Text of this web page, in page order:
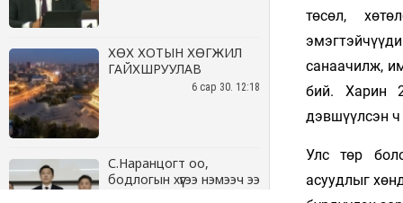
ХӨХ ХОТЫН ХӨГЖИЛ
ГАЙХШРУУЛАВ
6 сар 30. 12:18
С.Наранцогт оо,
бодлогын хүүгээ нэмээч ээ